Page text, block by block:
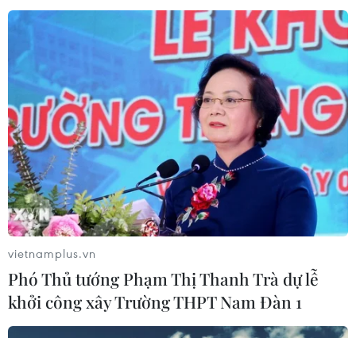
vietnamplus.vn
Phó Thủ tướng Phạm Thị Thanh Trà dự lễ
khởi công xây Trường THPT Nam Đàn 1